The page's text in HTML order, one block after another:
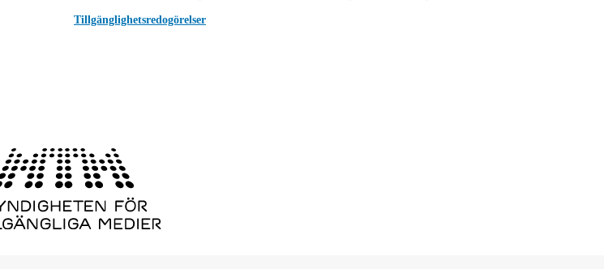
Tillgänglighetsredogörelser